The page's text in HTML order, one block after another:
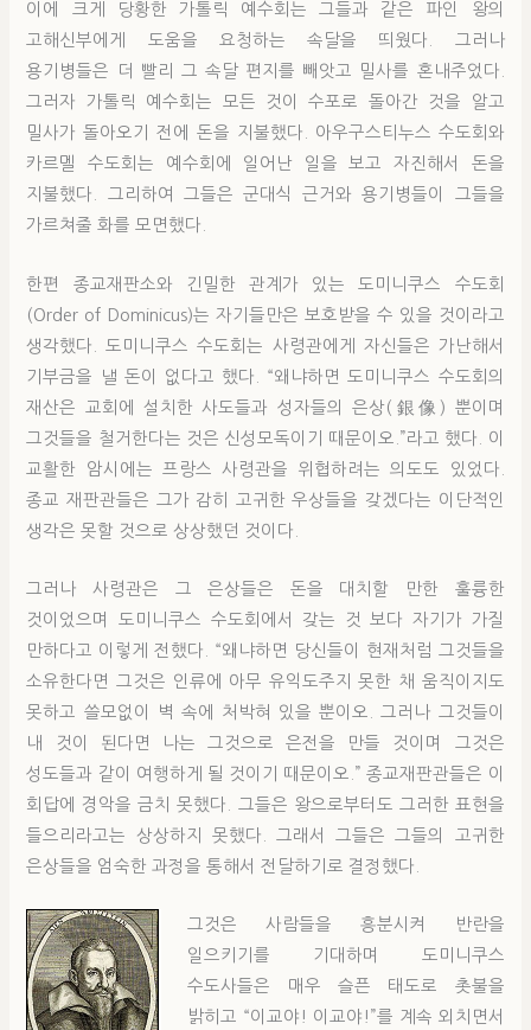
이에 크게 당황한 가톨릭 예수회는 그들과 같은 파인 왕의
고해신부에게 도움을 요청하는 속달을 띄웠다. 그러나
용기병들은 더 빨리 그 속달 편지를 빼앗고 밀사를 혼내주었다.
그러자 가톨릭 예수회는 모든 것이 수포로 돌아간 것을 알고
밀사가 돌아오기 전에 돈을 지불했다. 아우구스티누스 수도회와
카르멜 수도회는 예수회에 일어난 일을 보고 자진해서 돈을
지불했다. 그리하여 그들은 군대식 근거와 용기병들이 그들을
가르쳐줄 화를 모면했다.
한편 종교재판소와 긴밀한 관계가 있는 도미니쿠스 수도회
(Order of Dominicus)는 자기들만은 보호받을 수 있을 것이라고
생각했다. 도미니쿠스 수도회는 사령관에게 자신들은 가난해서
기부금을 낼 돈이 없다고 했다. “왜냐하면 도미니쿠스 수도회의
재산은 교회에 설치한 사도들과 성자들의 은상(銀像) 뿐이며
그것들을 철거한다는 것은 신성모독이기 때문이오.”라고 했다. 이
교활한 암시에는 프랑스 사령관을 위협하려는 의도도 있었다.
종교 재판관들은 그가 감히 고귀한 우상들을 갖겠다는 이단적인
생각은 못할 것으로 상상했던 것이다.
그러나 사령관은 그 은상들은 돈을 대치할 만한 훌륭한
것이었으며 도미니쿠스 수도회에서 갖는 것 보다 자기가 가질
만하다고 이렇게 전했다. “왜냐하면 당신들이 현재처럼 그것들을
소유한다면 그것은 인류에 아무 유익도주지 못한 채 움직이지도
못하고 쓸모없이 벽 속에 처박혀 있을 뿐이오. 그러나 그것들이
내 것이 된다면 나는 그것으로 은전을 만들 것이며 그것은
성도들과 같이 여행하게 될 것이기 때문이오.” 종교재판관들은 이
회답에 경악을 금치 못했다. 그들은 왕으로부터도 그러한 표현을
들으리라고는 상상하지 못했다. 그래서 그들은 그들의 고귀한
은상들을 엄숙한 과정을 통해서 전달하기로 결정했다.
그것은 사람들을 흥분시켜 반란을
일으키기를 기대하며 도미니쿠스
수도사들은 매우 슬픈 태도로 촛불을
밝히고 “이교야! 이교야!”를 계속 외치면서